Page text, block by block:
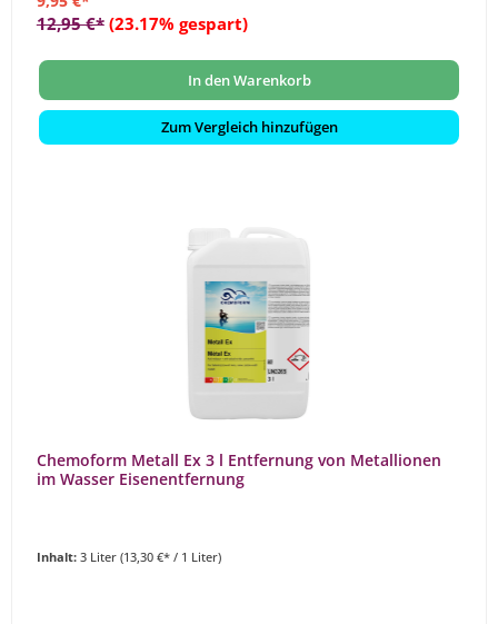
12,95 €* (23.17% gespart)
In den Warenkorb
Zum Vergleich hinzufügen
Chemoform Metall Ex 3 l Entfernung von Metallionen
im Wasser Eisenentfernung
Inhalt: 3 Liter (13,30 €* / 1 Liter)